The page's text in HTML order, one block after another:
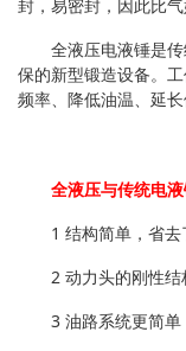
封，易密封，因此比气
全液压电液锤是
保的新型锻造设备。
频率、降低油温、延
全液压与传统电
1 结构简单，省去
2 动力头的刚性结
3 油路系统更简单